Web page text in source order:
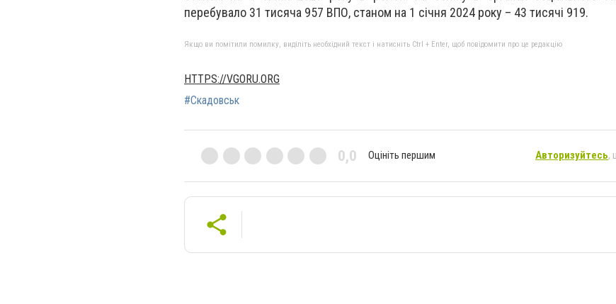
перебувало 31 тисяча 957 ВПО, станом на 1 січня 2024 року – 43 тисячі 919.
Якщо ви помітили помилку, виділіть необхідний текст і натисніть Ctrl + Enter, щоб повідомити про це редакцію
HTTPS://VGORU.ORG
#Скадовськ
0,0 Оцініть першим Авторизуйтесь,